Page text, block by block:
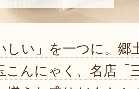
しい」を一つに。郷
こんにゃく、名店「